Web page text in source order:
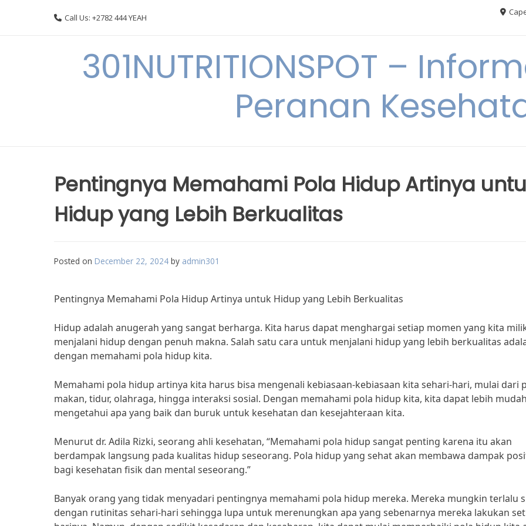
Call Us: +2782 444 YEAH
301NUTRITIONSPOT –
Peranan
Pentingnya Memahami Pola Hidup Artinya
Hidup yang Lebih Berkualitas
Posted on December 22, 2024 by admin301
Pentingnya Memahami Pola Hidup Artinya untuk Hidup yang Lebih Berkualitas
Hidup adalah anugerah yang sangat berharga. Kita harus dapat menghargai setiap momen yang kita
menjalani hidup dengan penuh makna. Salah satu cara untuk menjalani hidup yang lebih berkualitas
dengan memahami pola hidup kita.
Memahami pola hidup artinya kita harus bisa mengenali kebiasaan-kebiasaan kita sehari-hari, mulai dari
makan, tidur, olahraga, hingga interaksi sosial. Dengan memahami pola hidup kita, kita dapat lebih
mengetahui apa yang baik dan buruk untuk kesehatan dan kesejahteraan kita.
Menurut dr. Adila Rizki, seorang ahli kesehatan, “Memahami pola hidup sangat penting karena itu akan
berdampak langsung pada kualitas hidup seseorang. Pola hidup yang sehat akan membawa dampak
bagi kesehatan fisik dan mental seseorang.”
Banyak orang yang tidak menyadari pentingnya memahami pola hidup mereka. Mereka mungkin terlalu
dengan rutinitas sehari-hari sehingga lupa untuk merenungkan apa yang sebenarnya mereka lakukan